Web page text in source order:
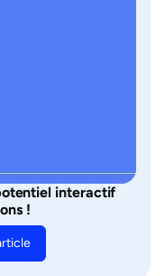
interactif
!